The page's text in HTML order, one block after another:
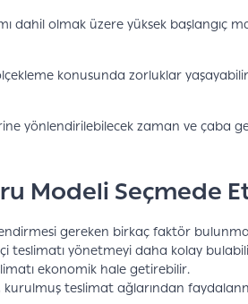
dahil olmak üzere yüksek başlangıç
konusunda zorluklar
yönlendirilebilecek zaman ve çaba
Modeli Seçmede
gereken birkaç faktör
teslimatı yönetmeyi daha kolay
ekonomik hale getirebilir.
teslimat ağlarından